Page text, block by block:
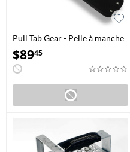
Pull Tab Gear - Pelle à manche
en T doublement dentelée 34
po
$8945